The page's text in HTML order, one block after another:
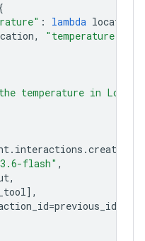
: lambda location
, "temperature"
temperature in
. interactions .create
flash" ,
,
],
=previous_id